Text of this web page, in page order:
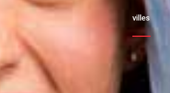
villes